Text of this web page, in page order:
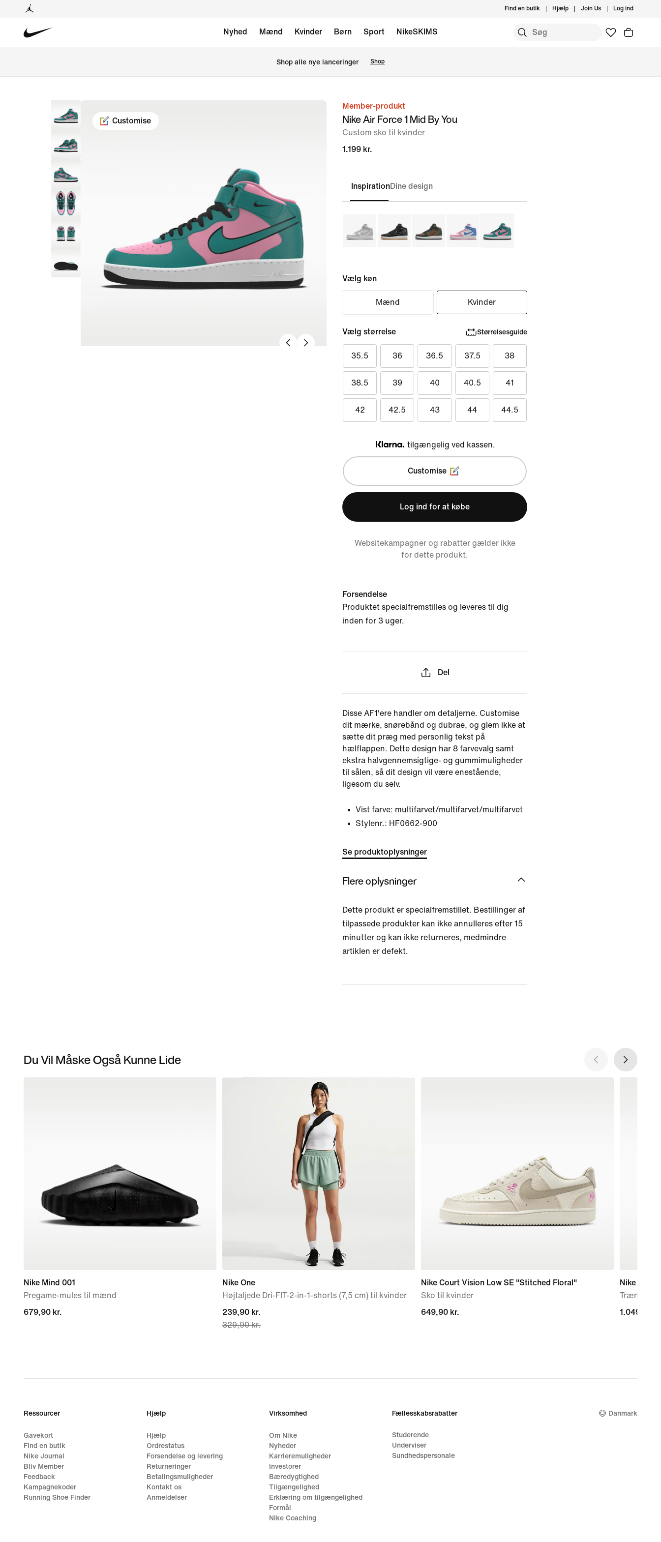
Find en butik Hjælp Join Us Log ind
Nyhed Mænd Kvinder Børn Sport NikeSKIMS
Shop alle nye lanceringer Shop
billede
Customise
Member-produkt
Nike Air Force 1 Mid By You
Custom sko til kvinder
1.199 kr.
InspirationDine design
Vælg køn
Mænd Kvinder
Vælg størrelse Størrelsesguide
35.5 36 36.5 37.5 38
38.5 39 40 40.5 41
42 42.5 43 44 44.5
Klarna
tilgængelig ved kassen.
Customise
Log ind for at købe
Websitekampagner og rabatter gælder ikke
for dette produkt.
Forsendelse
Produktet specialfremstilles og leveres til dig
inden for 3 uger.
Del
Disse AF1'ere handler om detaljerne. Customise
dit mærke, snørebånd og dubrae, og glem ikke at
sætte dit præg med personlig tekst på
hælflappen. Dette design har 8 farvevalg samt
ekstra halvgennemsigtige- og gummimuligheder
til sålen, så dit design vil være enestående,
ligesom du selv.
Vist farve: multifarvet/multifarvet/multifarvet
Stylenr.: HF0662-900
Se produktoplysninger
Flere oplysninger
Dette produkt er specialfremstillet. Bestillinger af
tilpassede produkter kan ikke annulleres efter 15
minutter og kan ikke returneres, medmindre
artiklen er defekt.
Du Vil Måske Også Kunne Lide
Nike Mind 001
Pregame-mules til mænd
679,90 kr.
679,90 kr.
Nike One
Højtaljede Dri-FIT-2-in-1-shorts (7,5 cm) til kvinder
current
price
329,90 kr.
239,90 kr.
329,90 kr.
Nike Court Vision Low SE "Stitched Floral"
Sko til kvinder
649,90 kr.
649,90 kr.
Nike
1.049,00
1.049,00
Ressourcer
Gavekort
Find en butik
Nike Journal
Bliv Member
Feedback
Kampagnekoder
Running Shoe Finder
Hjælp
Hjælp
Ordrestatus
Forsendelse og levering
Returneringer
Betalingsmuligheder
Kontakt os
Anmeldelser
Virksomhed
Om Nike
Nyheder
Karrieremuligheder
Investorer
Bæredygtighed
Tilgængelighed
Erklæring om tilgængelighed
Formål
Nike Coaching
Fællesskabsrabatter
Studerende
Underviser
Sundhedspersonale
Danmark